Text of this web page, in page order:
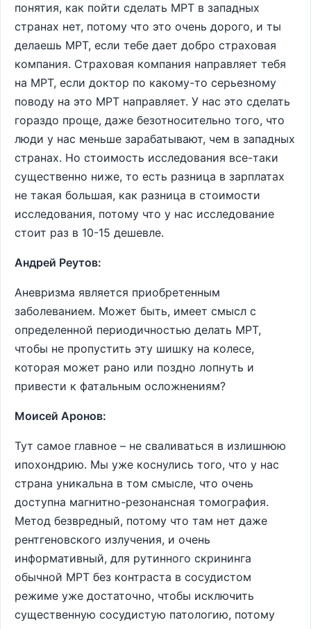
понятия, как пойти сделать МРТ в западных
странах нет, потому что это очень дорого, и ты
делаешь МРТ, если тебе дает добро страховая
компания. Страховая компания направляет тебя
на МРТ, если доктор по какому-то серьезному
поводу на это МРТ направляет. У нас это сделать
гораздо проще, даже безотносительно того, что
люди у нас меньше зарабатывают, чем в западных
странах. Но стоимость исследования все-таки
существенно ниже, то есть разница в зарплатах
не такая большая, как разница в стоимости
исследования, потому что у нас исследование
стоит раз в 10-15 дешевле.
Андрей Реутов:
Аневризма является приобретенным
заболеванием. Может быть, имеет смысл с
определенной периодичностью делать МРТ,
чтобы не пропустить эту шишку на колесе,
которая может рано или поздно лопнуть и
привести к фатальным осложнениям?
Моисей Аронов:
Тут самое главное – не сваливаться в излишнюю
ипохондрию. Мы уже коснулись того, что у нас
страна уникальна в том смысле, что очень
доступна магнитно-резонансная томография.
Метод безвредный, потому что там нет даже
рентгеновского излучения, и очень
информативный, для рутинного скрининга
обычной МРТ без контраста в сосудистом
режиме уже достаточно, чтобы исключить
существенную сосудистую патологию, потому